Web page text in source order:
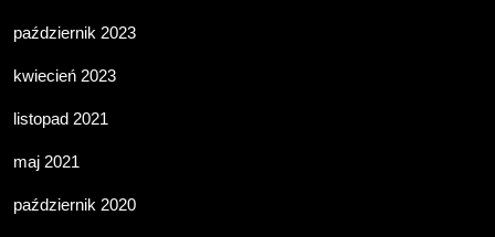
październik 2023
kwiecień 2023
listopad 2021
maj 2021
październik 2020